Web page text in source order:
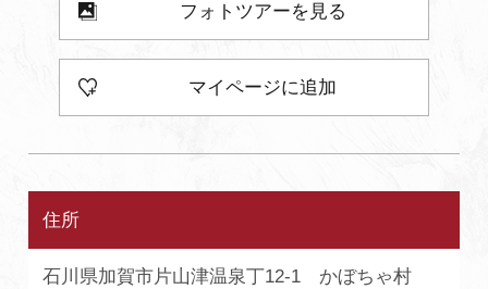
フォトツアーを見る
マイページに追加
住所
石川県加賀市片山津温泉丁12-1 かぼちゃ村